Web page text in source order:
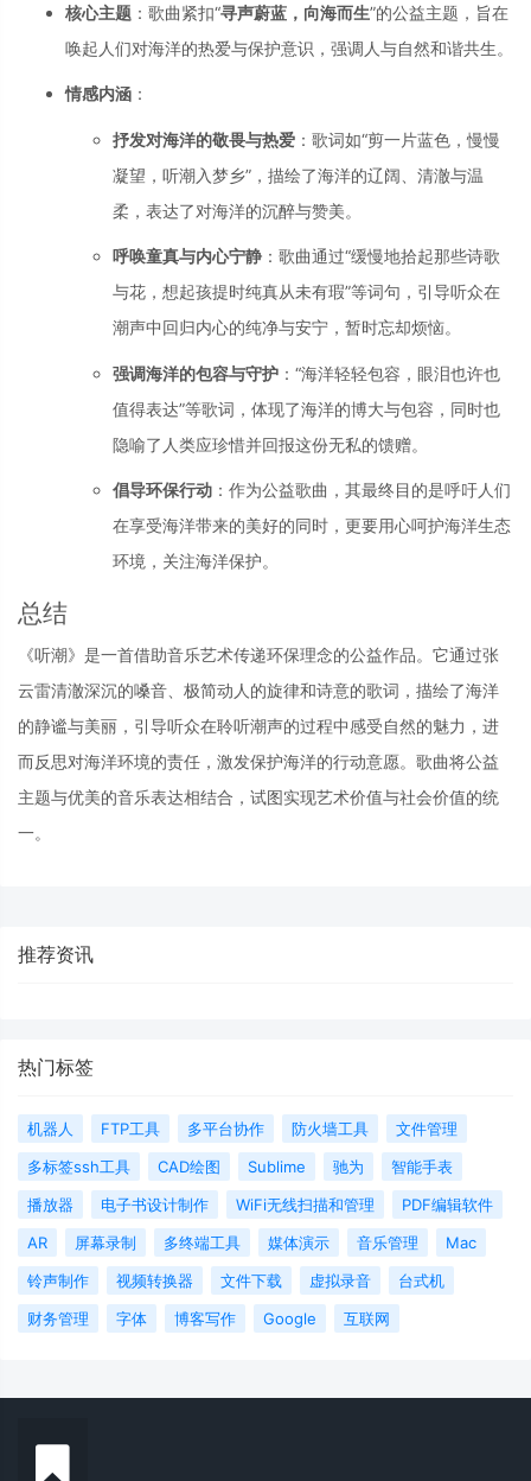
核心主题 ：歌曲紧扣“寻声蔚蓝，向海而生”的公益主题，旨在
唤起人们对海洋的热爱与保护意识，强调人与自然和谐共生。
情感内涵 ：
抒发对海洋的敬畏与热爱 ：歌词如“剪一片蓝色，慢慢
凝望，听潮入梦乡”，描绘了海洋的辽阔、清澈与温
柔，表达了对海洋的沉醉与赞美。
呼唤童真与内心宁静 ：歌曲通过“缓慢地拾起那些诗歌
与花，想起孩提时纯真从未有瑕”等词句，引导听众在
潮声中回归内心的纯净与安宁，暂时忘却烦恼。
强调海洋的包容与守护 ：“海洋轻轻包容，眼泪也许也
值得表达”等歌词，体现了海洋的博大与包容，同时也
隐喻了人类应珍惜并回报这份无私的馈赠。
倡导环保行动 ：作为公益歌曲，其最终目的是呼吁人们
在享受海洋带来的美好的同时，更要用心呵护海洋生态
环境，关注海洋保护。
总结
《听潮》是一首借助音乐艺术传递环保理念的公益作品。它通过张
云雷清澈深沉的嗓音、极简动人的旋律和诗意的歌词，描绘了海洋
的静谧与美丽，引导听众在聆听潮声的过程中感受自然的魅力，进
而反思对海洋环境的责任，激发保护海洋的行动意愿。歌曲将公益
主题与优美的音乐表达相结合，试图实现艺术价值与社会价值的统
一。
推荐资讯
热门标签
机器人 FTP工具 多平台协作 防火墙工具
文件管理
多标签ssh工具
CAD绘图 Sublime 驰为
智能手表
播放器
电子书设计制作 WiFi无线扫描和管理
PDF编辑软件
AR
屏幕录制 多终端工具 媒体演示 音乐管理
Mac
铃声制作
视频转换器 文件下载 虚拟录音
台式机
财务管理
字体 博客写作 Google 互联网